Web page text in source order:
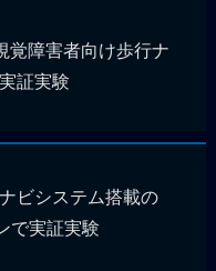
覚障害者向け歩行ナ
証実験
ビシステム搭載の
で実証実験